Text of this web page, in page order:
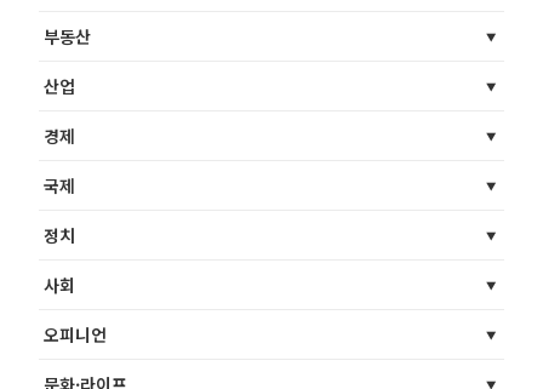
부동산
산업
경제
국제
정치
사회
오피니언
문화·라이프